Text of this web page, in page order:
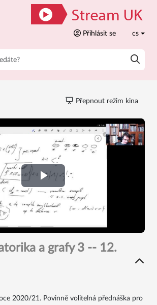
Přihlásit se cs
Přepnout režim kina
Play
Video
a grafy 3 -- 12.
2020/21. Povinně volitelná přednáška pro